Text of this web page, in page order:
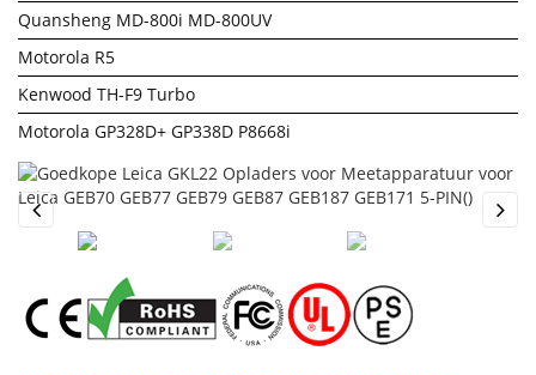
Quansheng MD-800i MD-800UV
Motorola R5
Kenwood TH-F9 Turbo
Motorola GP328D+ GP338D P8668i
Previous